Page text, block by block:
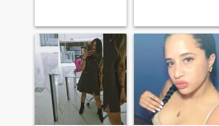
abierta a una relación) Me
considero honesta y sencilla.
Tengo un buen sentido del
humor y me considero muy
cariñosa y atenta. Creo en
qué el trabajo en equipo es
mejor por eso espero
encontrar mi apoyo correcto.
nuevos, también disfruto de
la playa y la naturaleza,
trabajo de forma remota, y
puedo administrar mi
tiempo, esto me permite
viajar mientras trabajo.
¡Espero poder conocer a un
hombre afín, que sea
divertido, alegre, le guste
viajar y también quiera una
compañera de vida! ¡No
para pasar malos
momentos, la vida es una
sola!